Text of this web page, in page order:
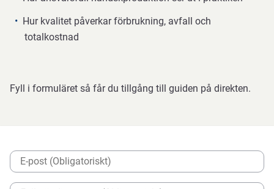
Hur kvalitet påverkar förbrukning, avfall och
totalkostnad
Fyll i formuläret så får du tillgång till guiden på direkten.